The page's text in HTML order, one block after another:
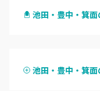
心斎橋・南船場・アメ
池田・豊中・箕
池田・豊中・箕